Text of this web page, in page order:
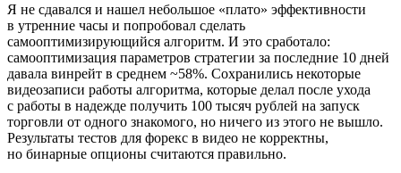
Я не сдавался и нашел небольшое «плато» эффективности
в утренние часы и попробовал сделать
самооптимизирующийся алгоритм. И это сработало:
самооптимизация параметров стратегии за последние 10 дней
давала винрейт в среднем ~58%. Сохранились некоторые
видеозаписи работы алгоритма, которые делал после ухода
с работы в надежде получить 100 тысяч рублей на запуск
торговли от одного знакомого, но ничего из этого не вышло.
Результаты тестов для форекс в видео не корректны,
но бинарные опционы считаются правильно.